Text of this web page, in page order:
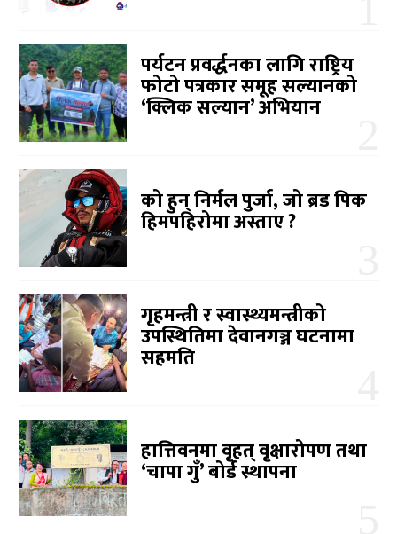
पर्यटन प्रवर्द्धनका लागि राष्ट्रिय
फोटो पत्रकार समूह सल्यानको
‘क्लिक सल्यान’ अभियान
को हुन् निर्मल पुर्जा, जो ब्रड पिक
हिमपहिरोमा अस्ताए ?
गृहमन्त्री र स्वास्थ्यमन्त्रीको
उपस्थितिमा देवानगञ्ज घटनामा
सहमति
हात्तिवनमा वृहत् वृक्षारोपण तथा
‘चापा गुँ’ बोर्ड स्थापना